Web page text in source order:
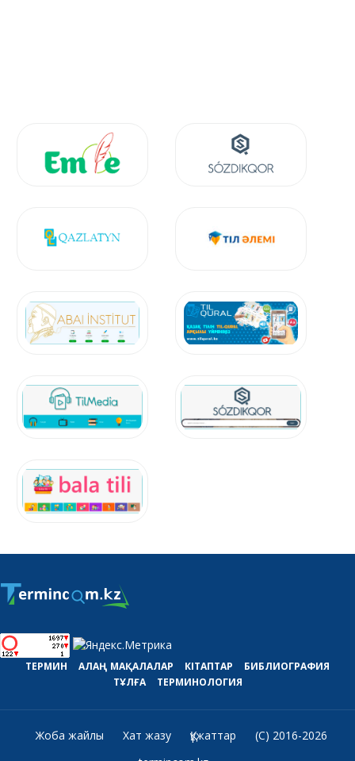
ТЕРМИН АЛАҢ МАҚАЛАЛАР КІТАПТАР
БИБЛИОГРАФИЯ
ТҰЛҒА
ТЕРМИНОЛОГИЯ
Жоба жайлы Хат жазу Құжаттар
(C) 2016-2026